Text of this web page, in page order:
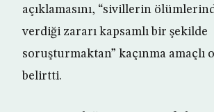
açıklamasını, “sivillerin
verdiği zararı kapsamlı bir şekilde
soruşturmaktan” kaçınma amaçlı
belirtti.